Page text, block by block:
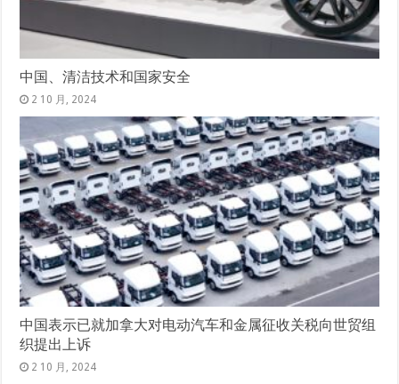
中国、清洁技术和国家安全
2 10 月, 2024
中国表示已就加拿大对电动汽车和金属征收关税向世贸组
织提出上诉
2 10 月, 2024